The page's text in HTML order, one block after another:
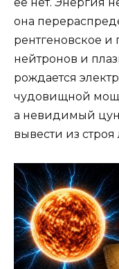
её нет. Энергия
она
рентгеновское и
нейтронов и
рождается
чудовищной
а невидимый
вывести из